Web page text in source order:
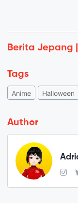
Berita Jepang
Tags
Anime Halloween
Author